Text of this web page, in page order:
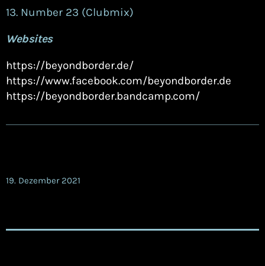
13. Number 23 (Clubmix)
Websites
https://beyondborder.de/
https://www.facebook.com/beyondborder.de
https://beyondborder.bandcamp.com/
19. Dezember 2021